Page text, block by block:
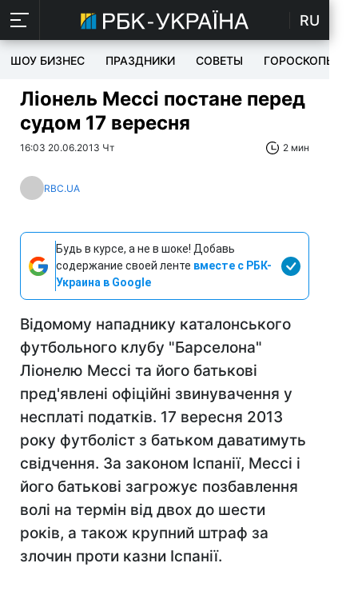
RU
ШОУ БИЗНЕС ПРАЗДНИКИ СОВЕТЫ ГОРОСКОПЫ
Ліонель Мессі постане перед
судом 17 вересня
16:03 20.06.2013 Чт 2 мин
RBC.UA
Будь в курсе, а не в шоке! Добавь
содержание своей ленте вместе с РБК-
Украина в Google
Відомому нападнику каталонського
футбольного клубу "Барселона"
Ліонелю Мессі та його батькові
пред'явлені офіційні звинувачення у
несплаті податків. 17 вересня 2013
року футболіст з батьком даватимуть
свідчення. За законом Іспанії, Мессі і
його батькові загрожує позбавлення
волі на термін від двох до шести
років, а також крупний штраф за
злочин проти казни Іспанії.